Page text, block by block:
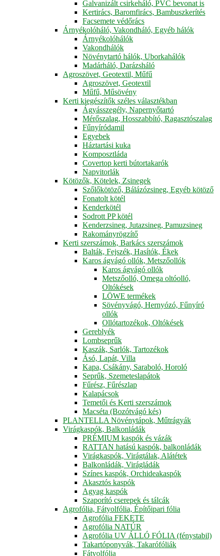
Galvanizált csirkeháló, PVC bevonat is
Kertirács, Baromfirács, Bambuszkerítés
Facsemete védőrács
Árnyékolóháló, Vakondháló, Egyéb hálók
Árnyékolóhálók
Vakondhálók
Növénytartó hálók, Uborkahálók
Madárháló, Darázsháló
Agroszövet, Geotextil, Műfű
Agroszövet, Geotextil
Műfű, Műsövény
Kerti kiegészítők széles választékban
Ágyásszegély, Napernyőtartó
Mérőszalag, Hosszabbító, Ragasztószalag
Fűnyíródamil
Egyebek
Háztartási kuka
Komposztláda
Covertop kerti bútortakarók
Napvitorlák
Kötözők, Kötelek, Zsinegek
Szőlőkötöző, Bálázózsineg, Egyéb kötöző
Fonatolt kötél
Kenderkötél
Sodrott PP kötél
Kenderzsineg, Jutazsineg, Pamuzsineg
Rakományrögzítő
Kerti szerszámok, Barkács szerszámok
Balták, Fejszék, Hasítók, Ékek
Karos ágvágó ollók, Metszőollók
Karos ágvágó ollók
Metszőolló, Omega oltóolló,
Oltókések
LÖWE termékek
Sövényvágó, Hernyózó, Fűnyíró
ollók
Ollótartozékok, Oltókések
Gereblyék
Lombseprűk
Kaszák, Sarlók, Tartozékok
Ásó, Lapát, Villa
Kapa, Csákány, Saraboló, Horoló
Seprűk, Szemeteslapátok
Fűrész, Fűrészlap
Kalapácsok
Temetői és Kerti szerszámok
Macséta (Bozótvágó kés)
PLANTELLA Növénytápok, Műtrágyák
Virágkaspók, Balkonládák
PRÉMIUM kaspók és vázák
RATTAN hatású kaspók, balkonládák
Virágkaspók, Virágtálak, Alátétek
Balkonládák, Virágládák
Színes kaspók, Orchideakaspók
Akasztós kaspók
Agyag kaspók
Szaporító cserepek és tálcák
Agrofólia, Fátyolfólia, Építőipari fólia
Agrofólia FEKETE
Agrofólia NATÚR
Agrofólia UV ÁLLÓ FÓLIA (fénystabil)
Takartóponyvák, Takarófóliák
Fátyolfólia